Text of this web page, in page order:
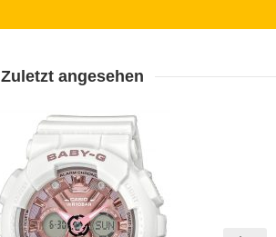
Zuletzt angesehen